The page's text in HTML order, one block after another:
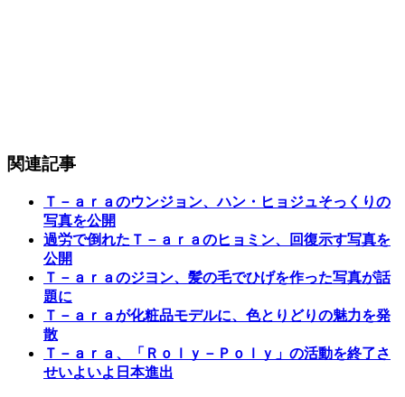
関連記事
Ｔ－ａｒａのウンジョン、ハン・ヒョジュそっくりの
写真を公開
過労で倒れたＴ－ａｒａのヒョミン、回復示す写真を
公開
Ｔ－ａｒａのジヨン、髪の毛でひげを作った写真が話
題に
Ｔ－ａｒａが化粧品モデルに、色とりどりの魅力を発
散
Ｔ－ａｒａ、「Ｒｏｌｙ－Ｐｏｌｙ」の活動を終了さ
せいよいよ日本進出